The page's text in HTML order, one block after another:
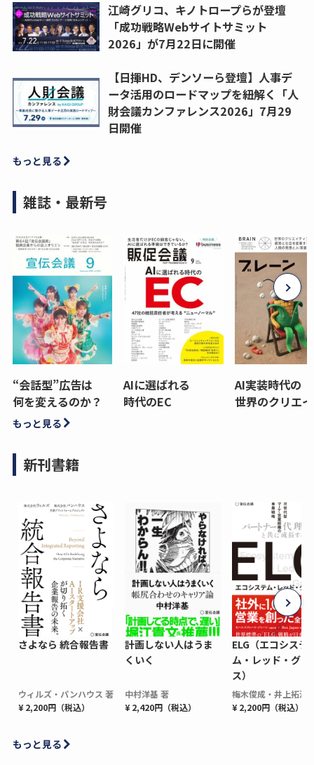
江崎グリコ、キノトロープらが登壇
「成功戦略Webサイトサミット
2026」が7月22日に開催
【日揮HD、デンソーら登壇】人事デ
ータ活用のロードマップを紐解く「人
財会議カンファレンス2026」7月29
日開催
もっと見る
雑誌・最新号
“会話型”広告は
何を変えるのか？
AIに選ばれる
時代のEC
AI実装時代の
世界のクリエ
もっと見る
新刊書籍
さよなら 統合報告書
ウィルズ・パンハウス 著
¥ 2,200円（税込）
計画しない人はうま
くいく
中村洋基 著
¥ 2,420円（税込）
ELG（エコシステ
ム・レッド・グロ
ス）
梅木俊成・井上拓海
¥ 2,200円（税込）
もっと見る